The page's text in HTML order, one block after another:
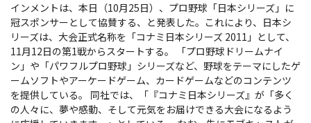
インメントは、本日（10月25日）、プロ野球「日本シリーズ」に
冠スポンサーとして協賛する、と発表した。これにより、日本シ
リーズは、大会正式名称を「コナミ日本シリーズ 2011」として、
11月12日の第1戦からスタートする。
「プロ野球ドリームナイ
ン」や「パワフルプロ野球」シリーズなど、野球をテーマにしたゲ
ームソフトやアーケードゲーム、カードゲームなどのコンテンツ
を提供している。 同社では、「『コナミ日本シリーズ』が「多く
の人々に、夢や感動、そして元気をお届けできる大会になるよう